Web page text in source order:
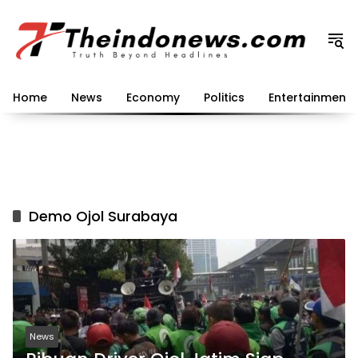
konten
Home News Economy Politics Entertainment
Demo Ojol Surabaya
News